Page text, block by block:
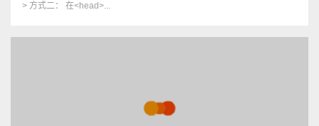
> 方式二： 在<head>...